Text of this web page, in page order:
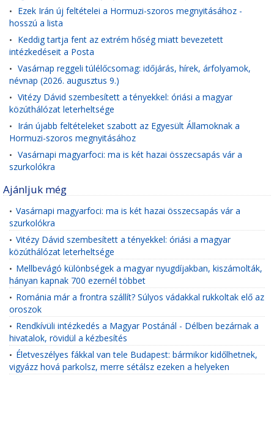
• Ezek Irán új feltételei a Hormuzi-szoros megnyitásához -
hosszú a lista
• Keddig tartja fent az extrém hőség miatt bevezetett
intézkedéseit a Posta
• Vasárnap reggeli túlélőcsomag: időjárás, hírek, árfolyamok,
névnap (2026. augusztus 9.)
• Vitézy Dávid szembesített a tényekkel: óriási a magyar
közúthálózat leterheltsége
• Irán újabb feltételeket szabott az Egyesült Államoknak a
Hormuzi-szoros megnyitásához
• Vasárnapi magyarfoci: ma is két hazai összecsapás vár a
szurkolókra
Ajánljuk még
• Vasárnapi magyarfoci: ma is két hazai összecsapás vár a
szurkolókra
• Vitézy Dávid szembesített a tényekkel: óriási a magyar
közúthálózat leterheltsége
• Mellbevágó különbségek a magyar nyugdíjakban, kiszámolták,
hányan kapnak 700 ezernél többet
• Románia már a frontra szállít? Súlyos vádakkal rukkoltak elő az
oroszok
• Rendkívüli intézkedés a Magyar Postánál - Délben bezárnak a
hivatalok, rövidül a kézbesítés
• Életveszélyes fákkal van tele Budapest: bármikor kidőlhetnek,
vigyázz hová parkolsz, merre sétálsz ezeken a helyeken